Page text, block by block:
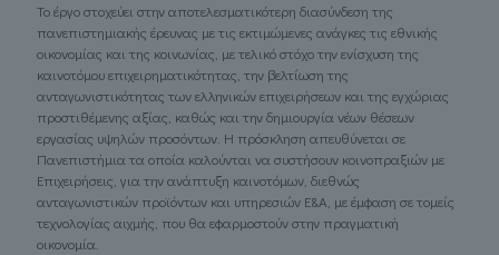
Το έργο στοχεύει στην αποτελεσματικότερη διασύνδεση της
πανεπιστημιακής έρευνας με τις εκτιμώμενες ανάγκες τις εθνικής
οικονομίας και της κοινωνίας, με τελικό στόχο την ενίσχυση της
καινοτόμου επιχειρηματικότητας, την βελτίωση της
ανταγωνιστικότητας των ελληνικών επιχειρήσεων και της εγχώριας
προστιθέμενης αξίας, καθώς και την δημιουργία νέων θέσεων
εργασίας υψηλών προσόντων. Η πρόσκληση απευθύνεται σε
Πανεπιστήμια τα οποία καλούνται να συστήσουν κοινοπραξιών με
Επιχειρήσεις, για την ανάπτυξη καινοτόμων, διεθνώς
ανταγωνιστικών προϊόντων και υπηρεσιών Ε&Α, με έμφαση σε τομείς
τεχνολογίας αιχμής, που θα εφαρμοστούν στην πραγματική
οικονομία.